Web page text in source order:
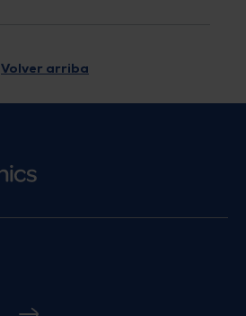
Volver arriba